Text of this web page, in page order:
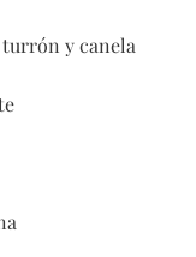
y canela